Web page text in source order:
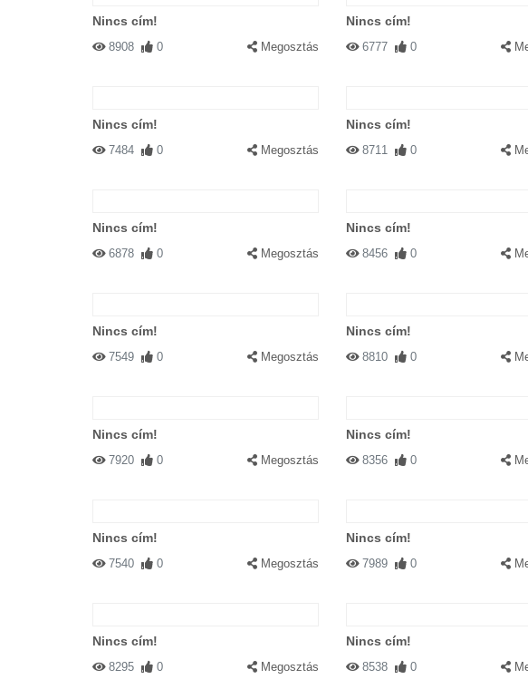
Nincs cím!
8908 0 Megosztás
Nincs cím!
6777 0
Nincs cím!
7484 0 Megosztás
Nincs cím!
8711 0
Nincs cím!
6878 0 Megosztás
Nincs cím!
8456 0
Nincs cím!
7549 0 Megosztás
Nincs cím!
8810 0
Nincs cím!
7920 0 Megosztás
Nincs cím!
8356 0
Nincs cím!
7540 0 Megosztás
Nincs cím!
7989 0
Nincs cím!
8295 0 Megosztás
Nincs cím!
8538 0